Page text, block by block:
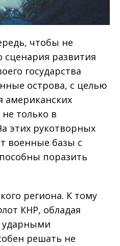
чтобы не
сценария развития
государства
острова, с целью
американских
только в
этих рукотворных
военные базы с
поразить
региона. К тому
КНР, обладая
решать не